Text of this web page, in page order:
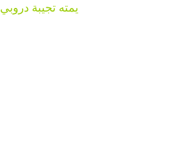
يمته تجيبة دروبي